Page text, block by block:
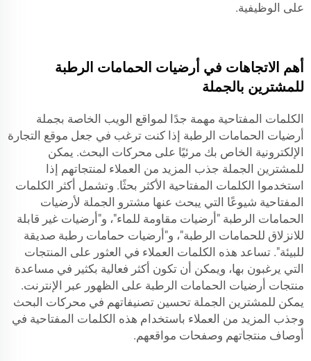
على الوظيفية.
أهم الاتجاهات في أرضيات الحمامات الرطبة
للمشترين بالجملة
الكلمات المفتاحية مهمة جدًا لمواقع الويب الخاصة بجملة
أرضيات الحمامات الرطبة إذا كنت ترغب في جعل موقع التجارة
الإلكترونية الخاص بك مرئيًا على محركات البحث. يمكن
للمشترين الجملة جذب المزيد من العملاء لمنتجاتهم إذا
استخدموا الكلمات المفتاحية الأكثر بحثًا. وتشمل أكثر الكلمات
المفتاحية شيوعًا التي يبحث عنها مشترو الجملة لأرضيات
الحمامات الرطبة "أرضيات مقاومة للماء"، و"أرضيات غير قابلة
للانزلاق للحمامات الرطبة"، و"أرضيات حمامات رطبة صديقة
للبيئة". تساعد هذه الكلمات العملاء في العثور على المنتجات
التي يرغبون بها، ويمكن أن تكون أكثر فعالية بكثير في مساعدة
منتجات أرضيات الحمامات الرطبة على الظهور عبر الإنترنت.
يمكن للمشترين الجملة تحسين تصنيفاتهم في محركات البحث
وجذب المزيد من العملاء باستخدام هذه الكلمات المفتاحية في
أوصاف منتجاتهم وصفحات مواقعهم.